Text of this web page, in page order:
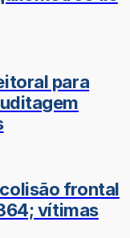
para
frontal
vítimas